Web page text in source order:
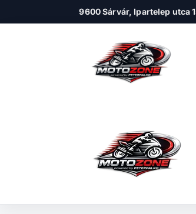
9600 Sárvár, Ipartelep utca